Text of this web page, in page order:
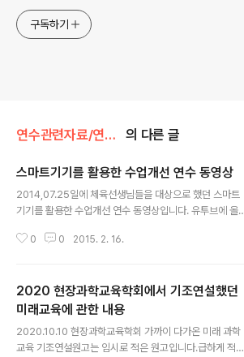
구독하기
연수관련자료/연수관련동영상 의 다른 글
스마트기기를 활용한 수업개선 연수 동영상
2014,07.25일에 체육선생님들을 대상으로 했던 스마트
기기를 활용한 수업개선 연수 동영상입니다. 유투브에 올
있구요. 대부분의 내용은 범교과적인 내용입니다. 다른 교
던 스마트기기를 활용한 수업개선 연수내용입니다.
0 0 2015. 2. 16.
2020 현장과학교육학회에서 기조연설했던
미래교육에 관한 내용
2020.10.10 현장과학교육학회 가까이 다가온 미래 과학
교육 기조연설원고는 임시로 적은 원고입니다.급하게 적어